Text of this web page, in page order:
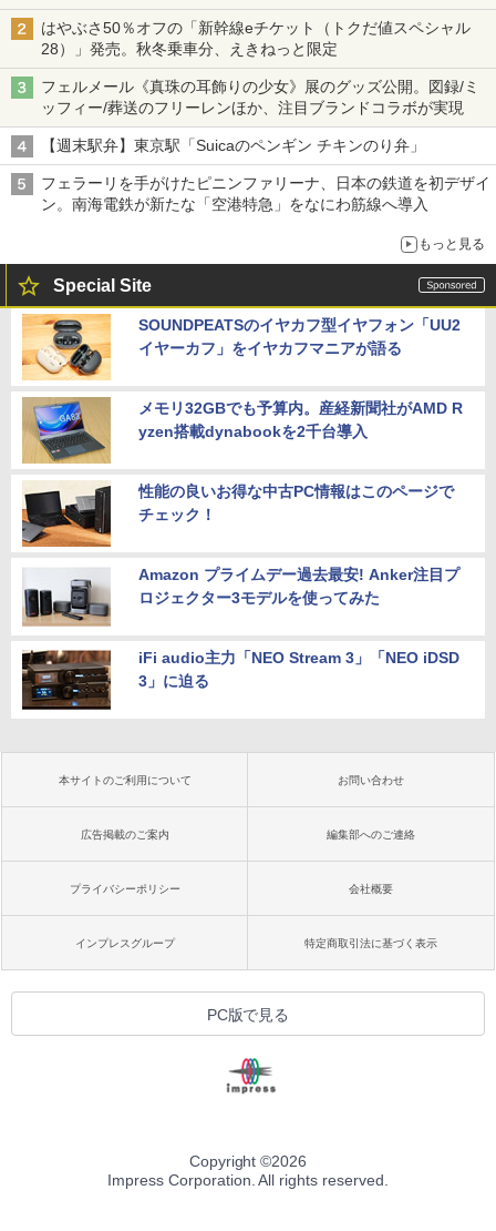
はやぶさ50％オフの「新幹線eチケット（トクだ値スペシャル
28）」発売。秋冬乗車分、えきねっと限定
フェルメール《真珠の耳飾りの少女》展のグッズ公開。図録/ミ
ッフィー/葬送のフリーレンほか、注目ブランドコラボが実現
【週末駅弁】東京駅「Suicaのペンギン チキンのり弁」
フェラーリを手がけたピニンファリーナ、日本の鉄道を初デザイ
ン。南海電鉄が新たな「空港特急」をなにわ筋線へ導入
もっと見る
Special Site
SOUNDPEATSのイヤカフ型イヤフォン「UU2
イヤーカフ」をイヤカフマニアが語る
メモリ32GBでも予算内。産経新聞社がAMD R
yzen搭載dynabookを2千台導入
性能の良いお得な中古PC情報はこのページで
チェック！
Amazon プライムデー過去最安! Anker注目プ
ロジェクター3モデルを使ってみた
iFi audio主力「NEO Stream 3」「NEO iDSD
3」に迫る
本サイトのご利用について お問い合わせ
広告掲載のご案内 編集部へのご連絡
プライバシーポリシー 会社概要
インプレスグループ 特定商取引法に基づく表示
PC版で見る
Copyright ©2026
Impress Corporation. All rights reserved.